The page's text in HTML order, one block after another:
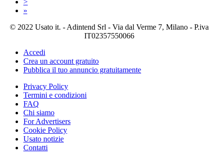
>
»
© 2022 Usato it. - Adintend Srl - Via dal Verme 7, Milano - P.iva
IT02357550066
Accedi
Crea un account gratuito
Pubblica il tuo annuncio gratuitamente
Privacy Policy
Termini e condizioni
FAQ
Chi siamo
For Advertisers
Cookie Policy
Usato notizie
Contatti